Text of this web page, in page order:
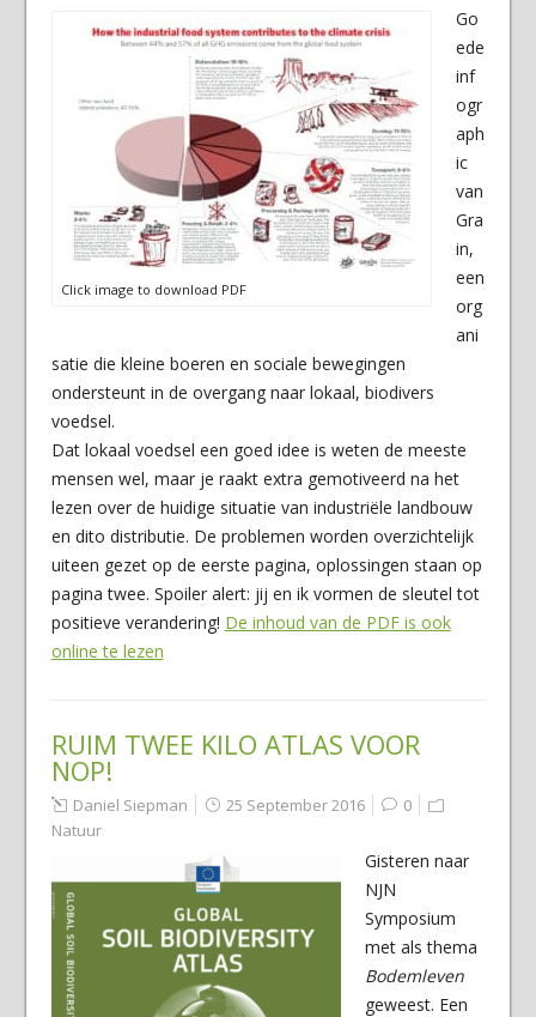
Click image to download PDF
Go
ede
inf
ogr
aph
ic
van
Gra
in,
een
org
ani
satie die kleine boeren en sociale bewegingen
ondersteunt in de overgang naar lokaal, biodivers
voedsel.
Dat lokaal voedsel een goed idee is weten de meeste
mensen wel, maar je raakt extra gemotiveerd na het
lezen over de huidige situatie van industriële landbouw
en dito distributie. De problemen worden overzichtelijk
uiteen gezet op de eerste pagina, oplossingen staan op
pagina twee. Spoiler alert: jij en ik vormen de sleutel tot
positieve verandering! De inhoud van de PDF is ook
online te lezen
RUIM TWEE KILO ATLAS VOOR
NOP!
Daniel Siepman 25 September 2016
0
Natuur
Gisteren naar
NJN
Symposium
met als thema
Bodemleven
geweest. Een